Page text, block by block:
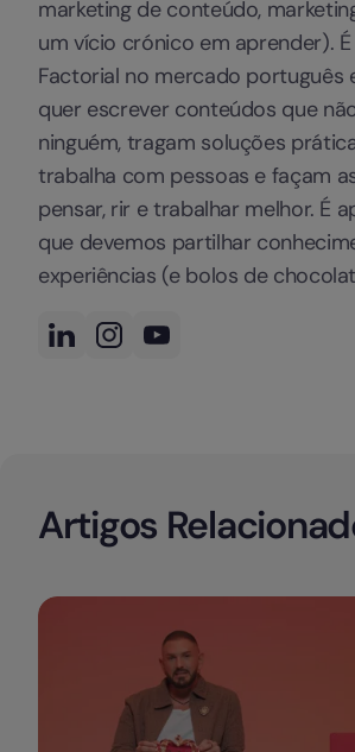
marketing de conteúdo,
um vício crónico em aprender).
Factorial no mercado português
quer escrever conteúdos que
ninguém, tragam soluções
trabalha com pessoas e façam
pensar, rir e trabalhar melhor. É
que devemos partilhar
experiências (e bolos de
Artigos